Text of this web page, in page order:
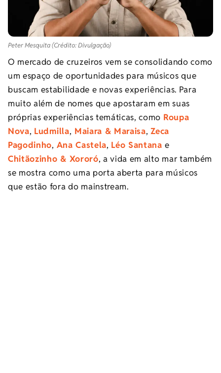
Peter Mesquita (Crédito: Divulgação)
O mercado de cruzeiros vem se consolidando como
um espaço de oportunidades para músicos que
buscam estabilidade e novas experiências. Para
muito além de nomes que apostaram em suas
próprias experiências temáticas, como Roupa
Nova, Ludmilla, Maiara & Maraisa,Zeca
Pagodinho, Ana Castela, Léo Santana e
Chitãozinho & Xororó, a vida em alto mar também
se mostra como uma porta aberta para músicos
que estão fora do mainstream.